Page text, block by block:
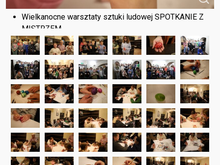
Wielkanocne warsztaty sztuki ludowej SPOTKANIE Z
MISTRZEM